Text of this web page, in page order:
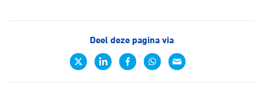
Deel deze pagina via